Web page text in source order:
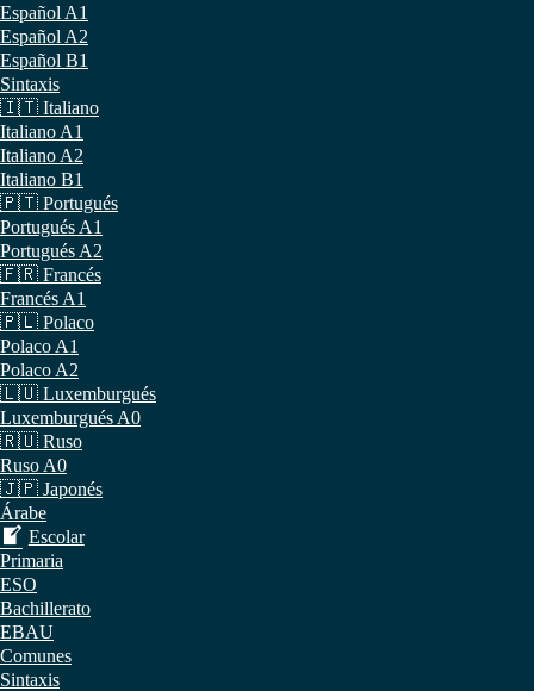
Español A1
Español A2
Español B1
Sintaxis
🇮🇹 Italiano
Italiano A1
Italiano A2
Italiano B1
🇵🇹 Portugués
Portugués A1
Portugués A2
🇫🇷 Francés
Francés A1
🇵🇱 Polaco
Polaco A1
Polaco A2
🇱🇺 Luxemburgués
Luxemburgués A0
🇷🇺 Ruso
Ruso A0
🇯🇵 Japonés
Árabe
Escolar
Primaria
ESO
Bachillerato
EBAU
Comunes
Sintaxis